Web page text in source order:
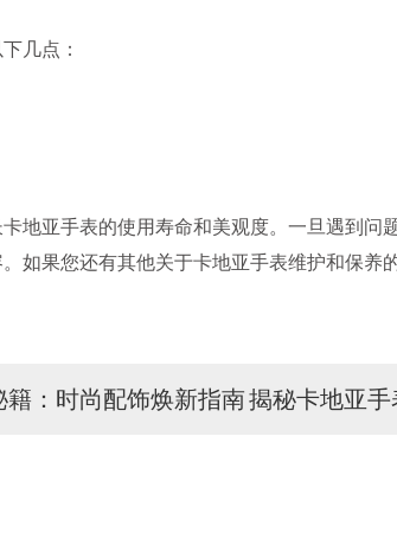
几点：
亚手表的使用寿命和美观度。一旦遇到问
如果您还有其他关于卡地亚手表维护和保养
：时尚配饰焕新指南揭秘卡地亚